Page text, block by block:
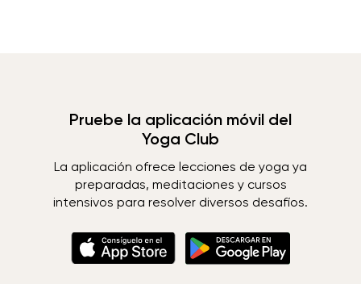
Pruebe la aplicación móvil del
Yoga Club
La aplicación ofrece lecciones de yoga ya
preparadas, meditaciones y cursos
intensivos para resolver diversos desafíos.